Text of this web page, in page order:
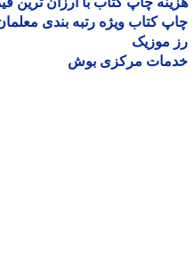
کتاب ویژه رتبه بندی معلمان
موزیک
مرکزی بوش